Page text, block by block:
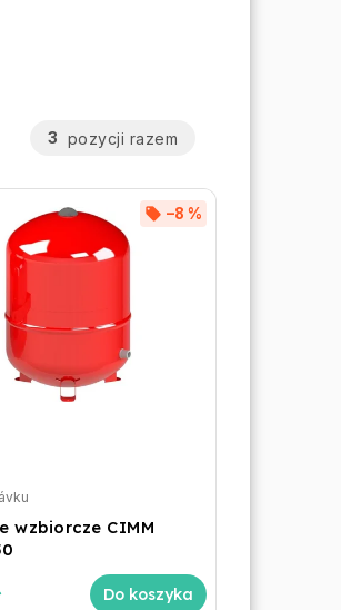
3 pozycji razem
wzbiorcze CIMM
–8 %
Do koszyka